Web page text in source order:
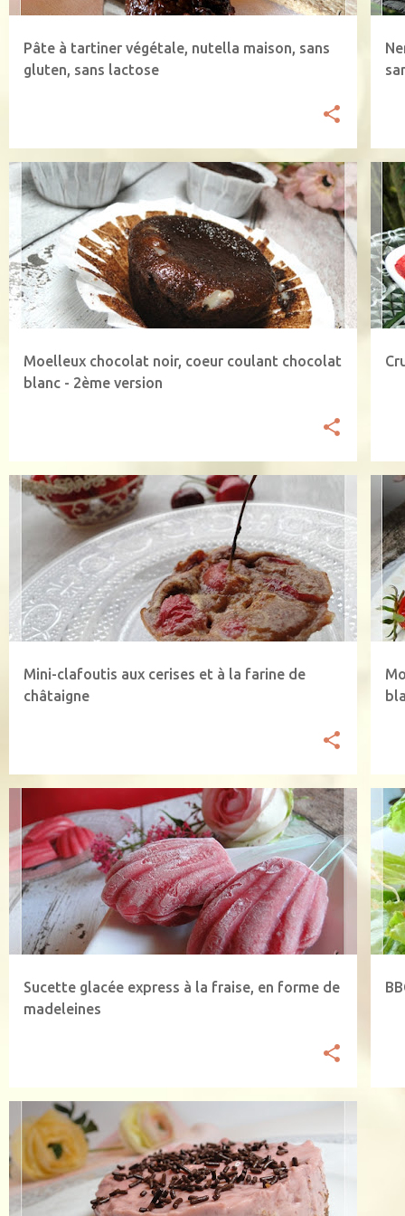
Pâte à tartiner végétale, nutella maison, sans
gluten, sans lactose
Moelleux chocolat noir, coeur coulant chocolat
blanc - 2ème version
CHOCOLAT CHOCOLAT BLANC CRÈME DE COCO +2
Mini-clafoutis aux cerises et à la farine de
châtaigne
CERISE CLAFOUTIS DESSERTS AUX FRUITS
FARINE DE CHATAIGNE +
RECETTES VEGETARIENNES
Sucette glacée express à la fraise, en forme de
madeleines
FRAISE IG BAS RECETTES VEGETARIENNES
SANS LACTOSE SANS OEUF +
SORBET
FRAISE RECETTES VEGETARIENNES
SELECTION FRAISES